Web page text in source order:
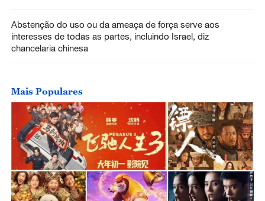
Abstenção do uso ou da ameaça de força serve aos
interesses de todas as partes, incluindo Israel, diz
chancelaria chinesa
Mais Populares